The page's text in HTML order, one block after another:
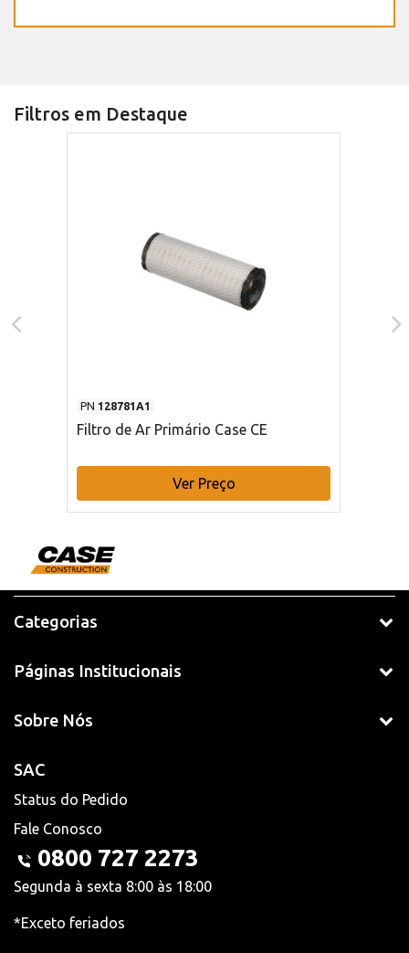
Filtros em Destaque
PN 128781A1
Filtro de Ar Primário Case CE
Ver Preço
Categorias
Páginas Institucionais
Sobre Nós
SAC
Status do Pedido
Fale Conosco
0800 727 2273
Segunda à sexta 8:00 às 18:00
*Exceto feriados